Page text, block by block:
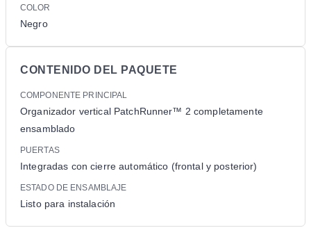
COLOR
Negro
CONTENIDO DEL PAQUETE
COMPONENTE PRINCIPAL
Organizador vertical PatchRunner™ 2 completamente
ensamblado
PUERTAS
Integradas con cierre automático (frontal y posterior)
ESTADO DE ENSAMBLAJE
Listo para instalación